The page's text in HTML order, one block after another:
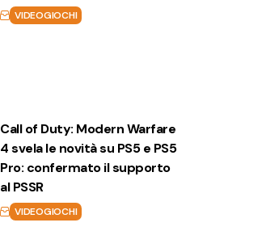
VIDEOGIOCHI
Call of Duty: Modern Warfare
4 svela le novità su PS5 e PS5
Pro: confermato il supporto
al PSSR
VIDEOGIOCHI